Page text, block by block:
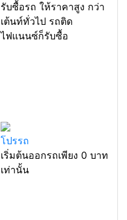
รับซื้อรถ ให้ราคาสูง กว่า
เต้นท์ทั่วไป รถติด
ไฟแนนซ์ก็รับซื้อ
โปรรถ
เริ่มต้นออกรถเพียง 0 บาท
เท่านั้น